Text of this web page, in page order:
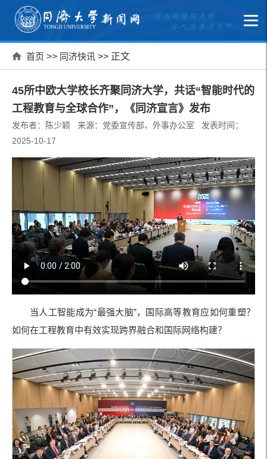
首页 >> 同济快讯 >> 正文
45所中欧大学校长齐聚同济大学，共话“智能时代的
工程教育与全球合作”，《同济宣言》发布
发布者：陈少颖 来源：党委宣传部、外事办公室 发表时间：
2025-10-17
当人工智能成为“最强大脑”，国际高等教育应如何重塑？
如何在工程教育中有效实现跨界融合和国际网络构建？